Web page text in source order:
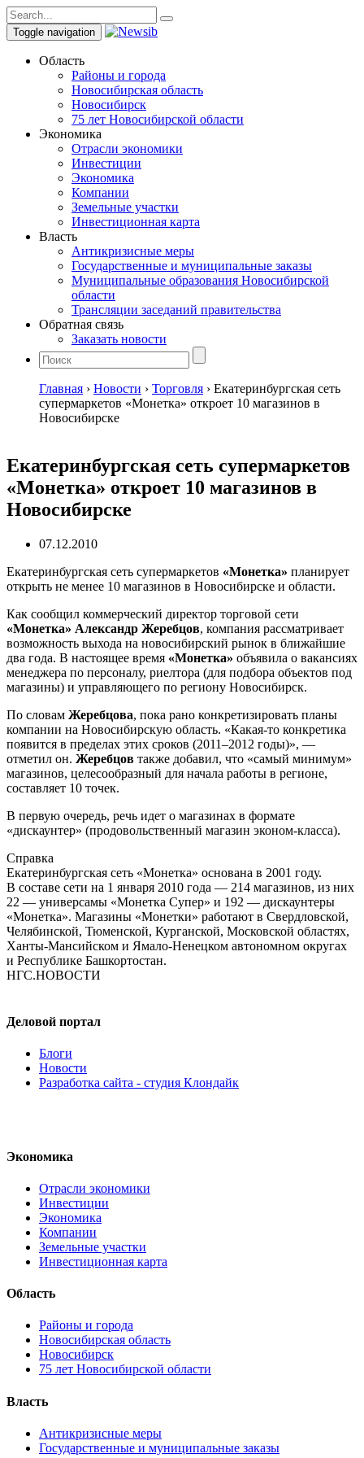
Toggle navigation
Область
Районы и города
Новосибирская область
Новосибирск
75 лет Новосибирской области
Экономика
Отрасли экономики
Инвестиции
Экономика
Компании
Земельные участки
Инвестиционная карта
Власть
Антикризисные меры
Государственные и муниципальные заказы
Муниципальные образования Новосибирской
области
Трансляции заседаний правительства
Обратная связь
Заказать новости
Главная › Новости › Торговля › Екатеринбургская сеть
супермаркетов «Монетка» откроет 10 магазинов в
Новосибирске
Екатеринбургская сеть супермаркетов
«Монетка» откроет 10 магазинов в
Новосибирске
07.12.2010
Екатеринбургская сеть супермаркетов «Монетка» планирует
открыть не менее 10 магазинов в Новосибирске и области.
Как сообщил коммерческий директор торговой сети
«Монетка» Александр Жеребцов, компания рассматривает
возможность выхода на новосибирский рынок в ближайшие
два года. В настоящее время «Монетка» объявила о вакансиях
менеджера по персоналу, риелтора (для подбора объектов под
магазины) и управляющего по региону Новосибирск.
По словам Жеребцова, пока рано конкретизировать планы
компании на Новосибирскую область. «Какая-то конкретика
появится в пределах этих сроков (2011–2012 годы)», —
отметил он. Жеребцов также добавил, что «самый минимум»
магазинов, целесообразный для начала работы в регионе,
составляет 10 точек.
В первую очередь, речь идет о магазинах в формате
«дискаунтер» (продовольственный магазин эконом-класса).
Справка
Екатеринбургская сеть «Монетка» основана в 2001 году.
В составе сети на 1 января 2010 года — 214 магазинов, из них
22 — универсамы «Монетка Супер» и 192 — дискаунтеры
«Монетка». Магазины «Монетки» работают в Свердловской,
Челябинской, Тюменской, Курганской, Московской областях,
Ханты-Мансийском и Ямало-Ненецком автономном округах
и Республике Башкортостан.
НГС.НОВОСТИ
Деловой портал
Блоги
Новости
Разработка сайта - студия Клондайк
Экономика
Отрасли экономики
Инвестиции
Экономика
Компании
Земельные участки
Инвестиционная карта
Область
Районы и города
Новосибирская область
Новосибирск
75 лет Новосибирской области
Власть
Антикризисные меры
Государственные и муниципальные заказы